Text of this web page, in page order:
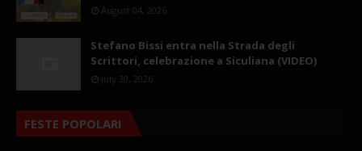
August 04, 2026
Stefano Bissi entra nella Strada degli
Scrittori, celebrazione a Siculiana (VIDEO)
July 30, 2026
FESTE POPOLARI